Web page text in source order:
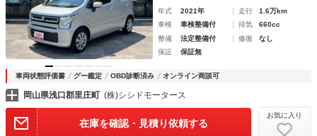
年式 2021年 走行
1.6万km
車検
車検整備付 排気
660cc
整備
法定整備付 修復
なし
保証
保証無
車両状態評価書 グー鑑定 OBD診断済み オンライン商談可
岡山県浅口郡里庄町 (株)シシドモータース
在庫を確認・見積り依頼する
お気に入り